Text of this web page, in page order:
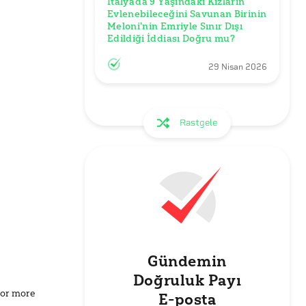
more
Evlenebileceğini Savunan Birinin
Meloni'nin Emriyle Sınır Dışı
Edildiği İddiası Doğru mu?
29 Nisan 2026
Rastgele
Gündemin
Doğruluk Payı
E-posta